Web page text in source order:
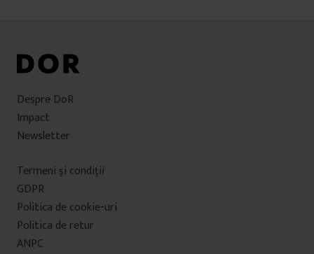
Despre DoR
Impact
Newsletter
Termeni şi condiţii
GDPR
Politica de cookie-uri
Politica de retur
ANPC